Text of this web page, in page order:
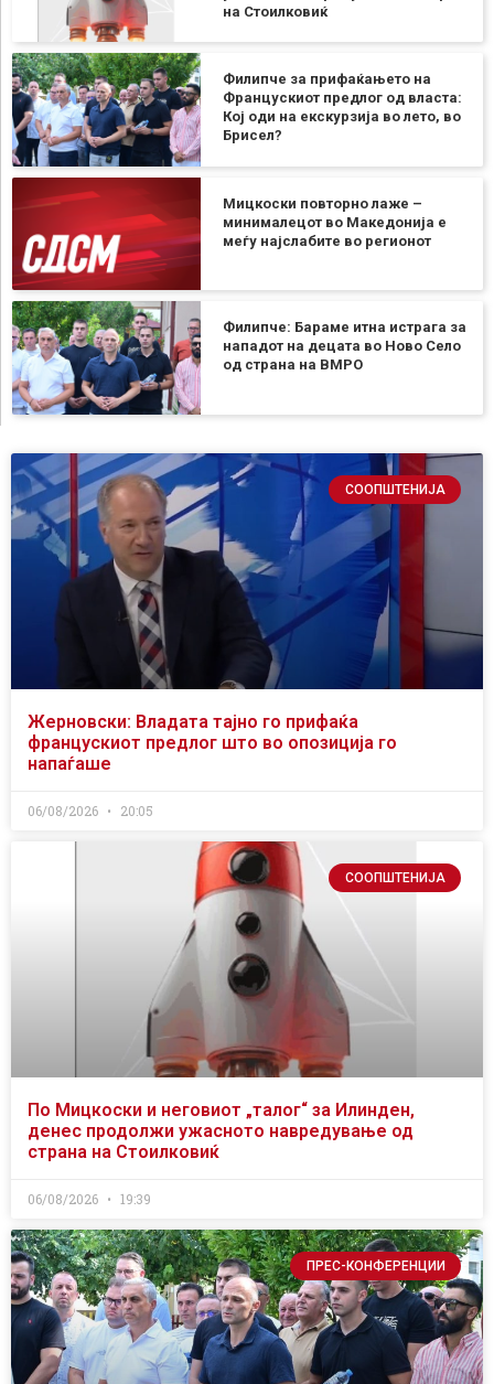
на Стоилковиќ
Филипче за прифаќањето на
Францускиот предлог од власта:
Кој оди на екскурзија во лето, во
Брисел?
Мицкоски повторно лаже –
минималецот во Македонија е
меѓу најслабите во регионот
Филипче: Бараме итна истрага за
нападот на децата во Ново Село
од страна на ВМРО
СООПШТЕНИЈА
Жерновски: Владата тајно го прифаќа
францускиот предлог што во опозиција го
напаѓаше
06/08/2026 20:05
СООПШТЕНИЈА
По Мицкоски и неговиот „талог“ за Илинден,
денес продолжи ужасното навредување од
страна на Стоилковиќ
06/08/2026 19:39
ПРЕС-КОНФЕРЕНЦИИ